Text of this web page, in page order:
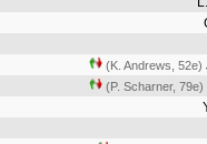
(K. Andrews, 52e)
(P. Scharner, 79e)